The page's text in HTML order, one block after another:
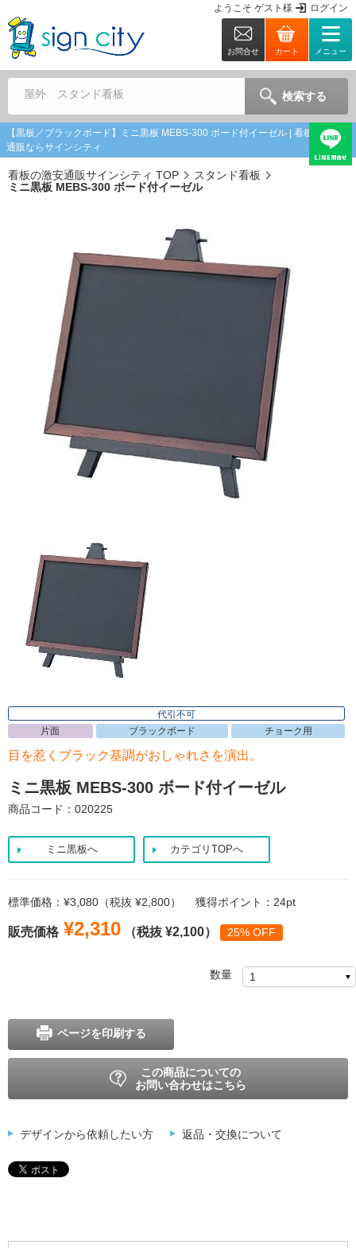
ようこそ ゲスト 様 ログイン
お問合せ カート メニュー
屋外 スタンド看板 検索する
【黒板／ブラックボード】ミニ黒板 MEBS-300 ボード付イーゼル | 看板の激安
通販ならサインシティ
看板の激安通販サインシティ TOP
スタンド看板
ミニ黒板 MEBS-300 ボード付イーゼル
代引不可
片面
ブラックボード チョーク用
目を惹くブラック基調がおしゃれさを演出。
ミニ黒板 MEBS-300 ボード付イーゼル
商品コード：020225
ミニ黒板へ カテゴリTOPへ
標準価格：¥3,080（税抜 ¥2,800） 獲得ポイント：24pt
販売価格 ¥2,310 （税抜 ¥2,100） 25% OFF
数量
ページを印刷する
この商品についての
お問い合わせはこちら
デザインから依頼したい方 返品・交換について